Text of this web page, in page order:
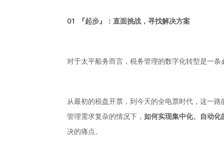
01 『起步』：直面挑战，寻找解决方案
对于太平船务而言，税务管理的数字化转型是一条
从最初的税盘开票，到今天的全电票时代，这一
管理需求复杂的情况下，如何实现集中化、自动
决的痛点。